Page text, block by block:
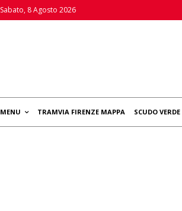
Sabato, 8 Agosto 2026
MENU TRAMVIA FIRENZE MAPPA SCUDO VERDE